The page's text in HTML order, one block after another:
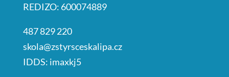
REDIZO: 600074889
487 829 220
skola@zstyrsceskalipa.cz
IDDS: imaxkj5